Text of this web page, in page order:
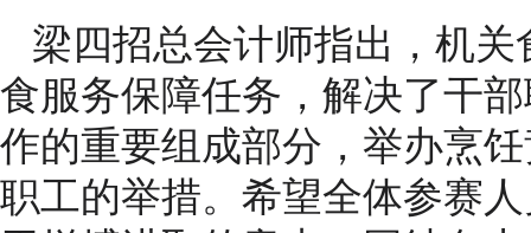
梁四招总会计师指出，机关
食服务保障任务，解决了干
作的重要组成部分，举办烹
职工的举措。希望全体参赛